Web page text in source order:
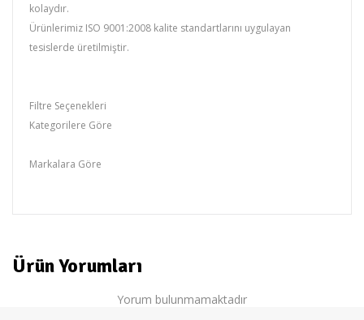
kolaydır.
Ürünlerimiz ISO 9001:2008 kalite standartlarını uygulayan
tesislerde üretilmiştir.
Filtre Seçenekleri
Kategorilere Göre
Markalara Göre
Ürün Yorumları
Yorum bulunmamaktadır